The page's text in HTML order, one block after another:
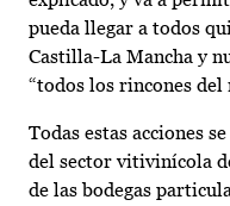
pueda llegar a todos
Castilla-La Mancha y
“todos los rincones del
Todas estas acciones
del sector vitivinícola
de las bodegas